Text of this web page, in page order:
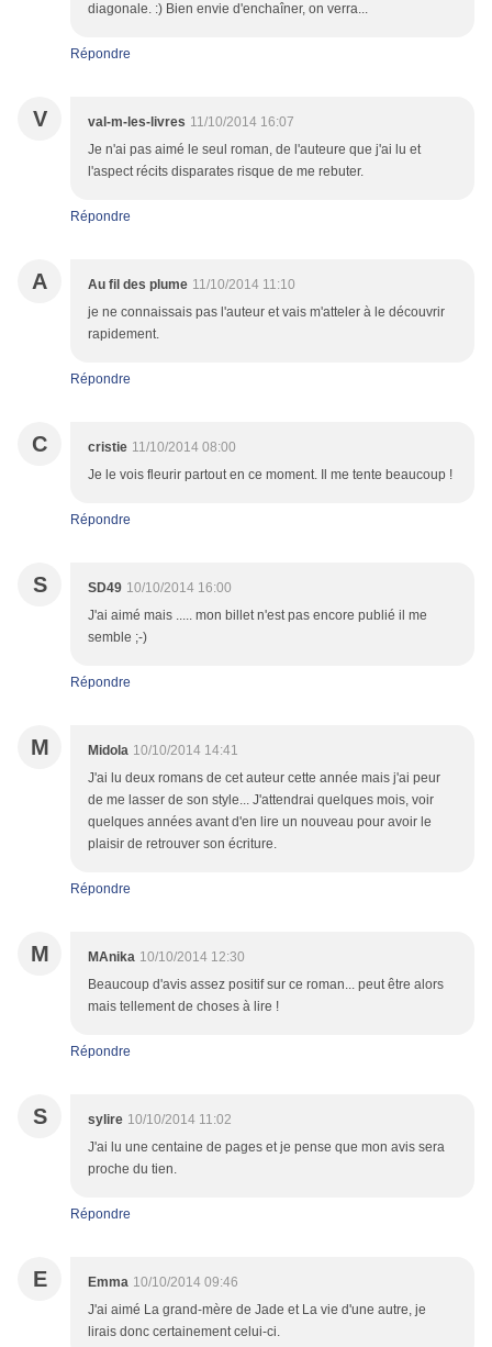
diagonale. :) Bien envie d'enchaîner, on verra...
Répondre
V val-m-les-livres 11/10/2014 16:07
Je n'ai pas aimé le seul roman, de l'auteure que j'ai lu et
l'aspect récits disparates risque de me rebuter.
Répondre
A Au fil des plume 11/10/2014 11:10
je ne connaissais pas l'auteur et vais m'atteler à le découvrir
rapidement.
Répondre
C cristie 11/10/2014 08:00
Je le vois fleurir partout en ce moment. Il me tente beaucoup !
Répondre
S SD49 10/10/2014 16:00
J'ai aimé mais ..... mon billet n'est pas encore publié il me
semble ;-)
Répondre
M Midola 10/10/2014 14:41
J'ai lu deux romans de cet auteur cette année mais j'ai peur
de me lasser de son style... J'attendrai quelques mois, voir
quelques années avant d'en lire un nouveau pour avoir le
plaisir de retrouver son écriture.
Répondre
M MAnika 10/10/2014 12:30
Beaucoup d'avis assez positif sur ce roman... peut être alors
mais tellement de choses à lire !
Répondre
S sylire 10/10/2014 11:02
J'ai lu une centaine de pages et je pense que mon avis sera
proche du tien.
Répondre
E Emma 10/10/2014 09:46
J'ai aimé La grand-mère de Jade et La vie d'une autre, je
lirais donc certainement celui-ci.